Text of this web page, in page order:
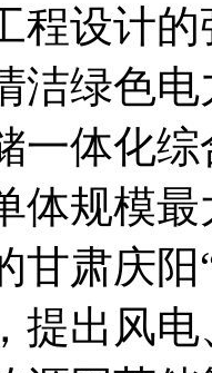
程设计
洁绿色
一体化
体规模
甘肃庆
提出风